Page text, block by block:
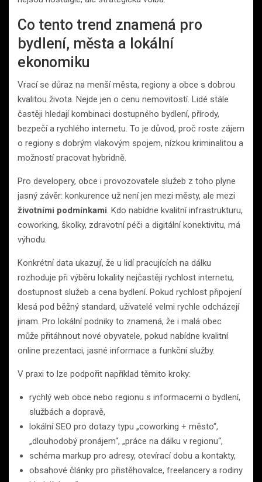
Co tento trend znamená pro
bydlení, města a lokální
ekonomiku
Vrací se důraz na menší města, regiony a obce s dobrou
kvalitou života. Nejde jen o cenu nemovitostí. Lidé stále
častěji hledají kombinaci dostupného bydlení, přírody,
bezpečí a rychlého internetu. To je důvod, proč roste zájem
o regiony s dobrým vlakovým spojem, nízkou kriminalitou a
možností pracovat hybridně.
Pro developery, obce i provozovatele služeb z toho plyne
jasný závěr: konkurence už není jen mezi městy, ale mezi
životními podmínkami. Kdo nabídne kvalitní infrastrukturu,
coworking, školky, zdravotní péči a digitální konektivitu, má
výhodu.
Konkrétní data ukazují, že u lidí pracujících na dálku
rozhoduje při výběru lokality nejčastěji rychlost internetu,
dostupnost služeb a cena bydlení. Pokud rychlost připojení
klesá pod běžný standard, uživatelé velmi rychle odcházejí
jinam. Pro lokální podniky to znamená, že i malá obec
může přitáhnout nové obyvatele, pokud nabídne kvalitní
online prezentaci, jasné informace a funkční služby.
V praxi to lze podpořit například těmito kroky:
rychlý web obce nebo regionu s informacemi o bydlení,
službách a dopravě,
lokální SEO pro dotazy typu „coworking + město“,
„dlouhodobý pronájem“, „práce na dálku v regionu“,
schéma markup pro adresy, otevírací dobu a kontakty,
obsahové články pro přistěhovalce, freelancery a rodiny